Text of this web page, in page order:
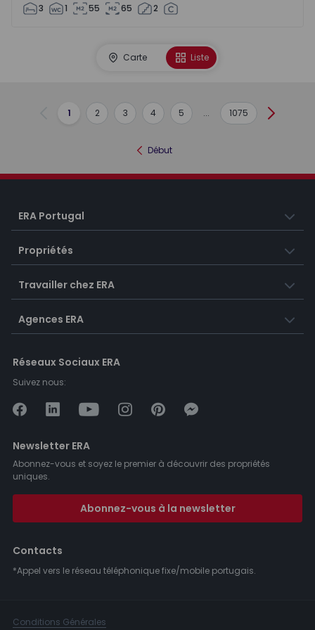
3 1 55 65 2
Carte Liste
Précédent
1 2 3 4 5 ... 1075 Suivant
Début
ERA Portugal
Propriétés
Travailler chez ERA
Agences ERA
Réseaux Sociaux ERA
Suivez nous:
Newsletter ERA
Abonnez-vous et soyez le premier à découvrir des propriétés
uniques.
Abonnez-vous à la newsletter
Contacts
*Appel vers le réseau téléphonique fixe/mobile portugais.
Conditions Générales